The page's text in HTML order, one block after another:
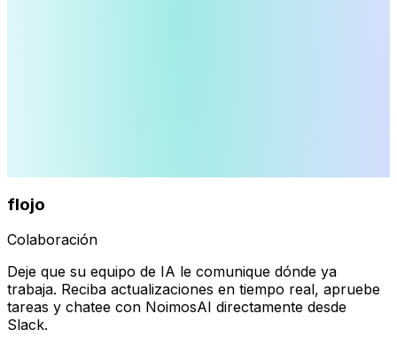
flojo
Colaboración
Deje que su equipo de IA le comunique dónde ya
trabaja. Reciba actualizaciones en tiempo real, apruebe
tareas y chatee con NoimosAI directamente desde
Slack.